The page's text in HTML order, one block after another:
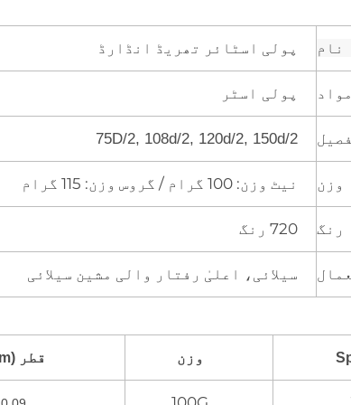
نام پولی اسٹائر تھریڈ انڈارڈ
مواد پولی اسٹر
75D/2, 108d/2, 120d/2, 150d/2
وزن نیٹ وزن: 100 گرام / گروس وزن: 115 گرام
رنگ 720 رنگ
سیلائی، اعلیٰ رفتار والی مشین سیلائی
وزن قطر (mm)